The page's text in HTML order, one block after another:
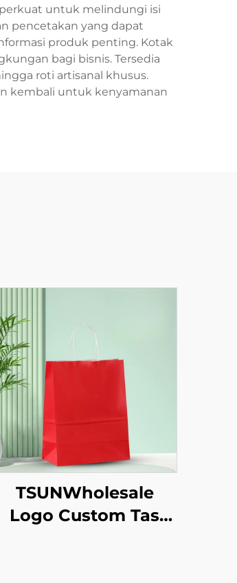
untuk melindungi isi
pencetakan yang dapat
produk penting. Kotak
bagi bisnis. Tersedia
roti artisanal khusus.
kembali untuk kenyamanan
TSUNWholesale
Logo Custom Tas